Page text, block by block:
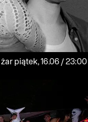
żar
piątek, 16.06 / 23:00